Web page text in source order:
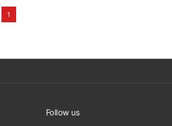
를 디지털화한다면 직원과 고객을 보다 효과적으로
집중 분석’입니다.
1
Follow us